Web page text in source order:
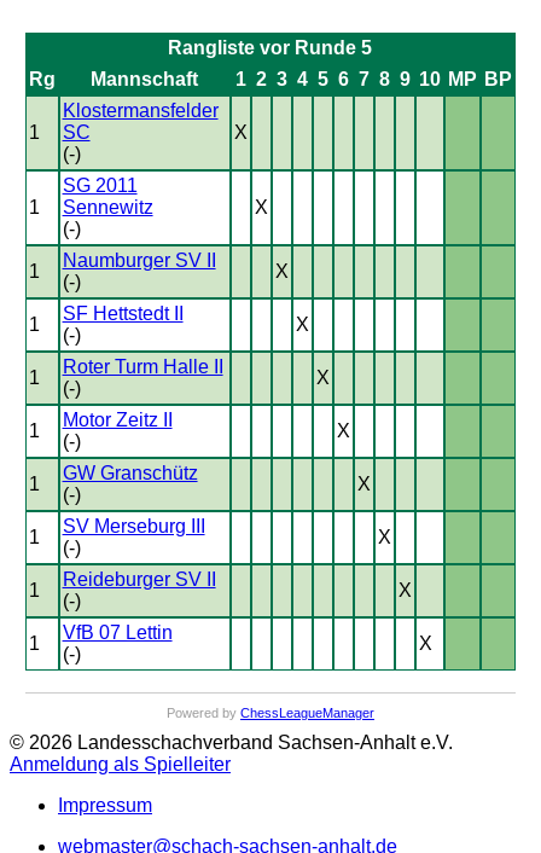
Rangliste vor Runde 5
Rg
Mannschaft 1 2 3 4 5 6 7 8 9 10 MP BP
1
Klostermansfelder
SC
(-)
X
1
SG 2011
Sennewitz
(-)
X
1
Naumburger SV II
(-)
X
1
SF Hettstedt II
(-)
X
1
Roter Turm Halle II
(-)
X
1
Motor Zeitz II
(-)
X
1
GW Granschütz
(-)
X
1
SV Merseburg III
(-)
X
1
Reideburger SV II
(-)
X
1
VfB 07 Lettin
(-)
X
Powered by ChessLeagueManager
© 2026 Landesschachverband Sachsen-Anhalt e.V.
Anmeldung als Spielleiter
Impressum
webmaster@schach-sachsen-anhalt.de